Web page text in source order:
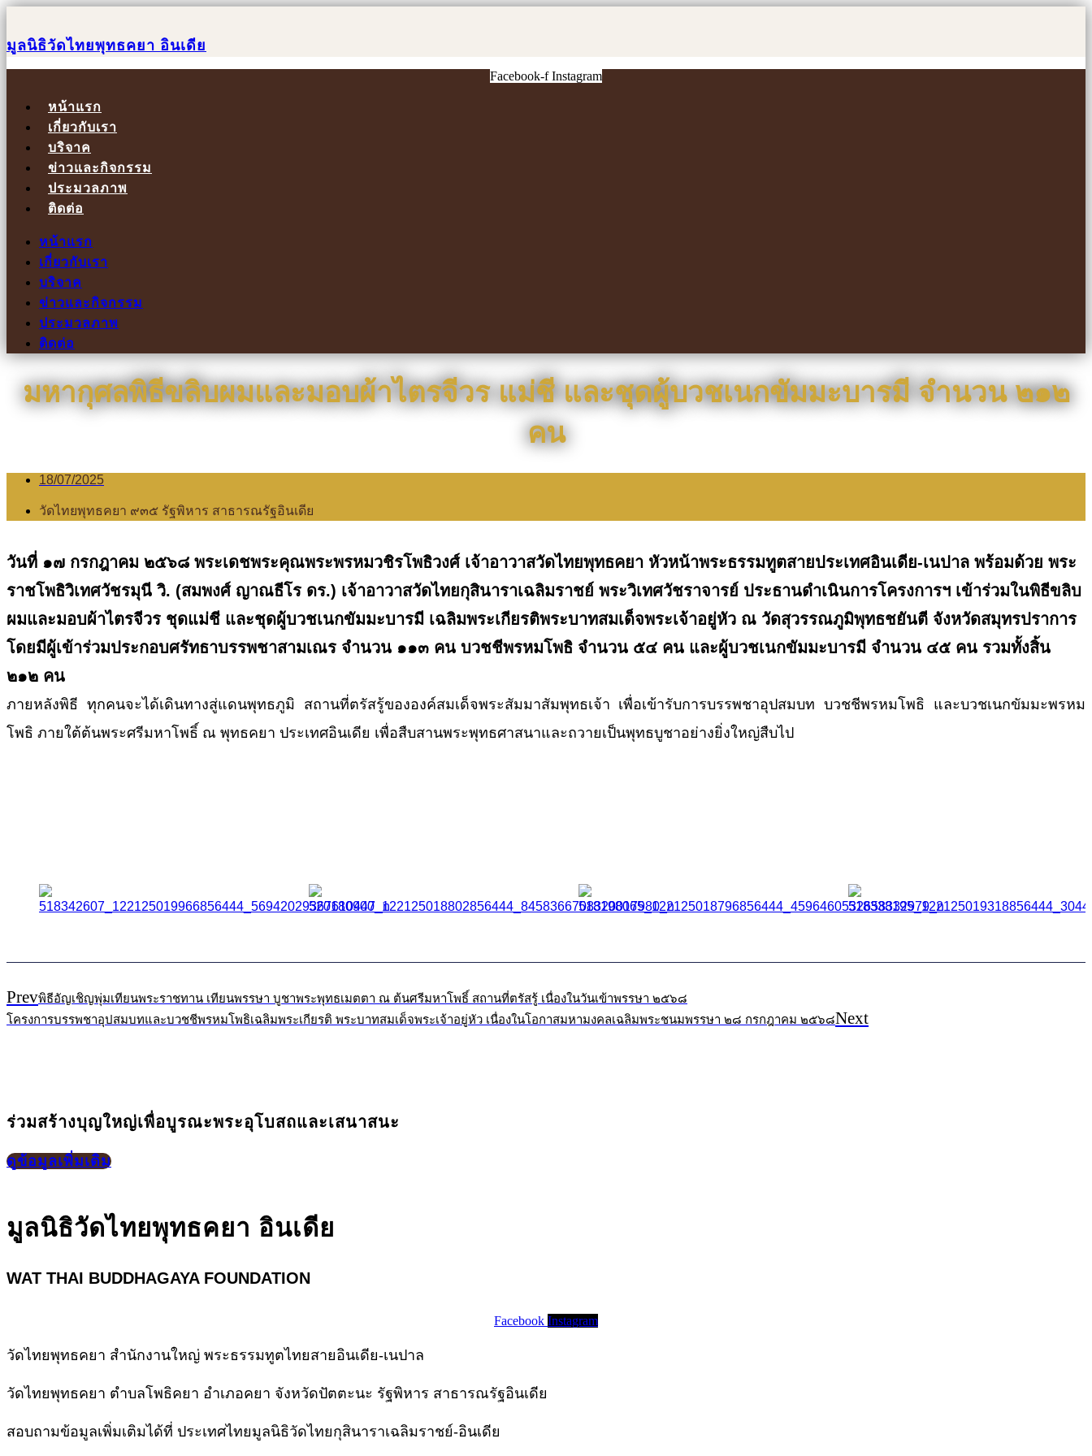
มูลนิธิวัดไทยพุทธคยา อินเดีย
Facebook-f Instagram
หน้าแรก
เกี่ยวกับเรา
บริจาค
ข่าวและกิจกรรม
ประมวลภาพ
ติดต่อ
หน้าแรก
เกี่ยวกับเรา
บริจาค
ข่าวและกิจกรรม
ประมวลภาพ
ติดต่อ
มหากุศลพิธีขลิบผมและมอบผ้าไตรจีวร แม่ชี และชุดผู้บวชเนกขัมมะบารมี จำนวน ๒๑๒
คน
18/07/2025
วัดไทยพุทธคยา ๙๓๕​ รัฐพิหาร สาธารณรัฐอินเดีย
วันที่ ๑๗ กรกฎาคม ๒๕๖๘ พระเดชพระคุณพระพรหมวชิรโพธิวงศ์ เจ้าอาวาสวัดไทยพุทธคยา หัวหน้าพระธรรมทูตสายประเทศอินเดีย-เนปาล พร้อมด้วย พระ
ราชโพธิวิเทศวัชรมุนี วิ. (สมพงศ์ ญาณธีโร ดร.) เจ้าอาวาสวัดไทยกุสินาราเฉลิมราชย์ พระวิเทศวัชราจารย์ ประธานดำเนินการโครงการฯ เข้าร่วมในพิธีขลิบ
ผมและมอบผ้าไตรจีวร ชุดแม่ชี และชุดผู้บวชเนกขัมมะบารมี เฉลิมพระเกียรติพระบาทสมเด็จพระเจ้าอยู่หัว ณ วัดสุวรรณภูมิพุทธชยันตี จังหวัดสมุทรปราการ
โดยมีผู้เข้าร่วมประกอบศรัทธาบรรพชาสามเณร จำนวน ๑๑๓ คน บวชชีพรหมโพธิ จำนวน ๕๔ คน และผู้บวชเนกขัมมะบารมี จำนวน ๔๕ คน รวมทั้งสิ้น
๒๑๒ คน
ภายหลังพิธี ทุกคนจะได้เดินทางสู่แดนพุทธภูมิ สถานที่ตรัสรู้ขององค์สมเด็จพระสัมมาสัมพุทธเจ้า เพื่อเข้ารับการบรรพชาอุปสมบท บวชชีพรหมโพธิ และบวชเนกขัมมะพรหม
โพธิ ภายใต้ต้นพระศรีมหาโพธิ์ ณ พุทธคยา ประเทศอินเดีย เพื่อสืบสานพระพุทธศาสนาและถวายเป็นพุทธบูชาอย่างยิ่งใหญ่สืบไป
Prevพิธีอัญเชิญพุ่มเทียนพระราชทาน เทียนพรรษา บูชาพระพุทธเมตตา ณ ต้นศรีมหาโพธิ์ สถานที่ตรัสรู้ เนื่องในวันเข้าพรรษา ๒๕๖๘
โครงการบรรพชาอุปสมบทและบวชชีพรหมโพธิเฉลิมพระเกียรติ พระบาทสมเด็จพระเจ้าอยู่หัว เนื่องในโอกาสมหามงคลเฉลิมพระชนมพรรษา ๒๘ กรกฎาคม ๒๕๖๘Next
ร่วมสร้างบุญใหญ่เพื่อบูรณะพระอุโบสถและเสนาสนะ
ดูข้อมูลเพิ่มเติม
มูลนิธิวัดไทยพุทธคยา อินเดีย
WAT THAI BUDDHAGAYA FOUNDATION
Facebook Instagram
วัดไทยพุทธคยา สำนักงานใหญ่ พระธรรมทูตไทยสายอินเดีย-เนปาล
วัดไทยพุทธคยา ตำบลโพธิคยา อำเภอคยา จังหวัดปัตตะนะ รัฐพิหาร สาธารณรัฐอินเดีย
สอบถามข้อมูลเพิ่มเติมได้ที่ ประเทศไทยมูลนิธิวัดไทยกุสินาราเฉลิมราชย์-อินเดีย